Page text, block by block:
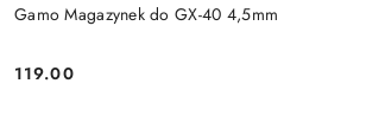
Gamo Magazynek do GX-40 4,5mm
Cena:
119.00